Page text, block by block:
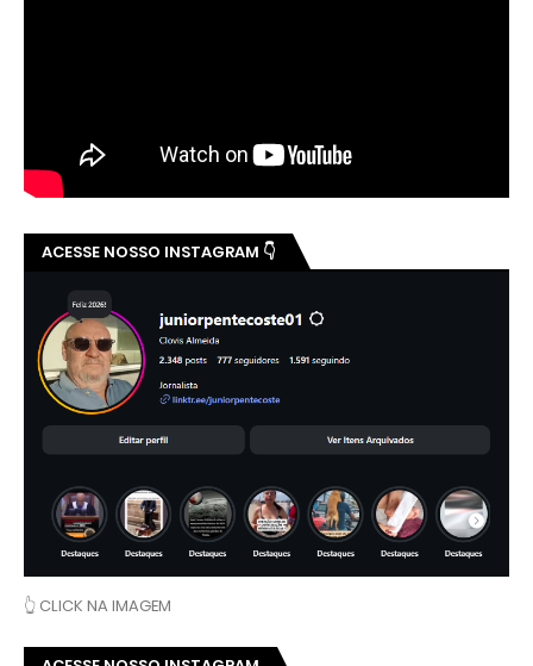
ACESSE NOSSO INSTAGRAM 👇
👆 CLICK NA IMAGEM